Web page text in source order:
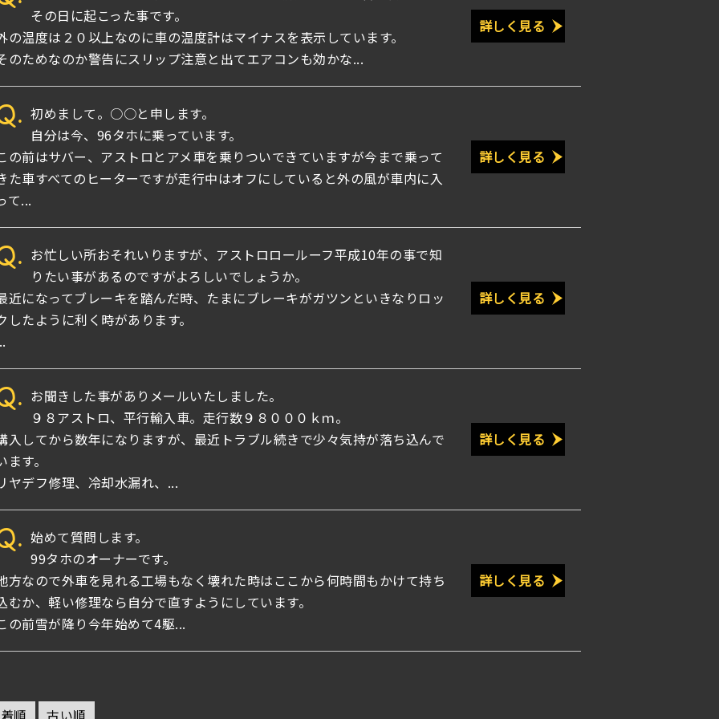
その日に起こった事です。
の温度は２０以上なのに車の温度計はマイナスを表示しています。
のためなのか警告にスリップ注意と出てエアコンも効かな...
詳しく見る
初めまして。○○と申します。
自分は今、96タホに乗っています。
の前はサバー、アストロとアメ車を乗りついできていますが今まで乗って
た車すべてのヒーターですが走行中はオフにしていると外の風が車内に入
て...
詳しく見る
お忙しい所おそれいりますが、アストロロールーフ平成10年の事で知
りたい事があるのですがよろしいでしょうか。
近になってブレーキを踏んだ時、たまにブレーキがガツンといきなりロッ
したように利く時があります。
詳しく見る
お聞きした事がありメールいたしました。
９８アストロ、平行輸入車。走行数９８０００ｋｍ。
入してから数年になりますが、最近トラブル続きで少々気持が落ち込んで
ます。
ヤデフ修理、冷却水漏れ、...
詳しく見る
始めて質問します。
99タホのオーナーです。
方なので外車を見れる工場もなく壊れた時はここから何時間もかけて持ち
むか、軽い修理なら自分で直すようにしています。
の前雪が降り今年始めて4駆...
詳しく見る
順 古い順